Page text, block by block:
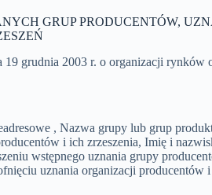
GRUP PRODUCENTÓW,
19 grudnia 2003 r. o organizacji
, Nazwa grupy lub grup
i ich zrzeszenia, Imię i
wstępnego uznania grupy
uznania organizacji producentów i